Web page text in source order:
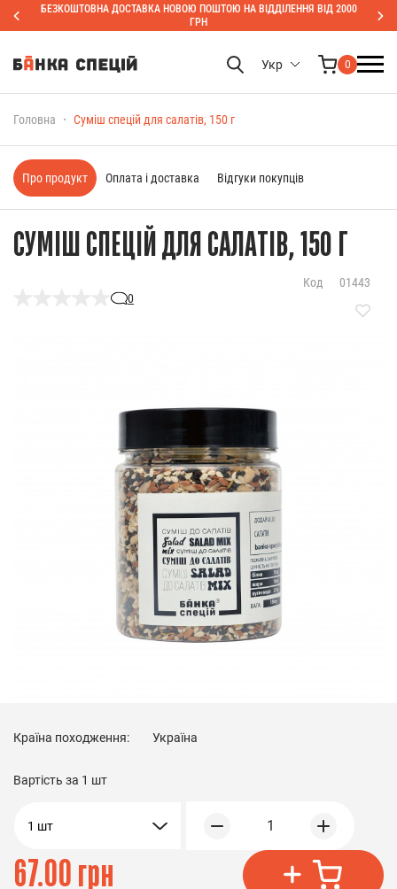
БЕЗКОШТОВНА ДОСТАВКА НОВОЮ ПОШТОЮ НА ВІДДІЛЕННЯ ВІД 2000
ГРН
Укр 0
Головна Суміш спецій для салатів, 150 г
СУМІШ СПЕЦІЙ ДЛЯ САЛАТІВ, 150 Г
0
Код 01443
Країна походження: Україна
Вартість за 1 шт
1 шт 1
67.00 грн
Про продукт Оплата і доставка Відгуки покупців